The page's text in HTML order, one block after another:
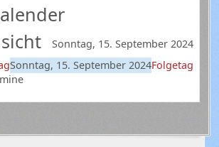
Sonntag, 15. September 2024
Sonntag, 15. September 2024Folgetag